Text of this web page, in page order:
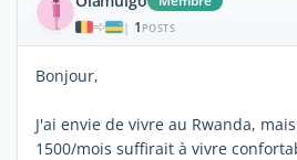
| 1 POSTS
Bonjour,
J'ai envie de vivre au Rwanda,
1500/mois suffirait à vivre